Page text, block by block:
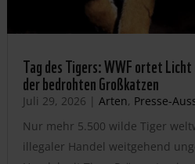
Tag des Tigers: WWF ortet
der bedrohten Großkatzen
Juli 29, 2026 | Arten, Presse-
Nur mehr 5.500 wilde Tiger
illegaler Handel weitgehend